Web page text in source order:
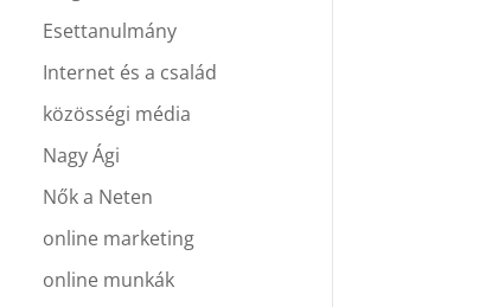
Esettanulmány
Internet és a család
közösségi média
Nagy Ági
Nők a Neten
online marketing
online munkák